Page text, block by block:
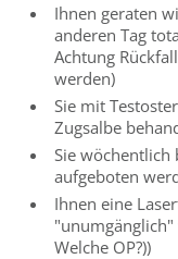
Ihnen geraten
anderen Tag
Achtung
werden)
Sie mit
Zugsalbe
Sie wöchentlich
aufgeboten
Ihnen eine
"unumgänglich"
Welche OP?))